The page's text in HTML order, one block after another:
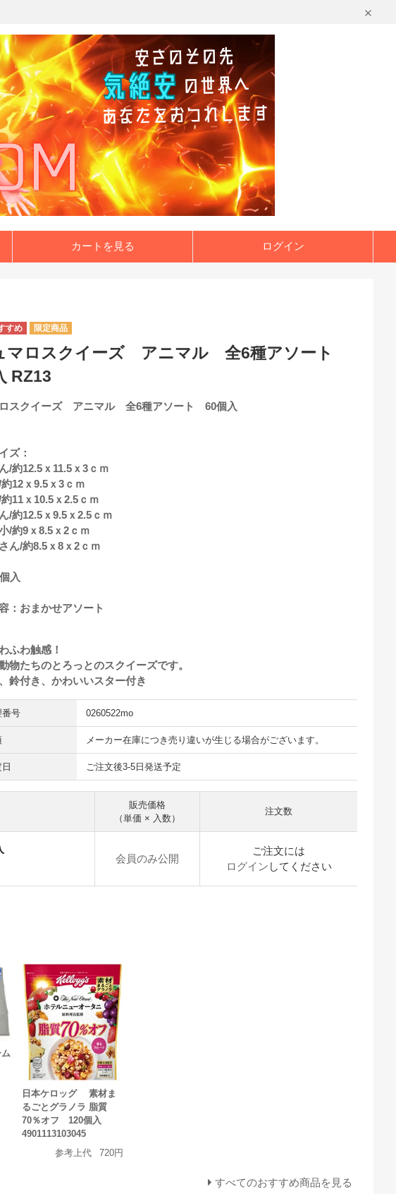
カートを見る ログイン
マロスクイーズ アニマル 全6種アソート
RZ13
スクイーズ アニマル 全6種アソート 60個入
ズ：
/約12.5ｘ11.5ｘ3ｃｍ
12ｘ9.5ｘ3ｃｍ
11ｘ10.5ｘ2.5ｃｍ
/約12.5ｘ9.5ｘ2.5ｃｍ
/約9ｘ8.5ｘ2ｃｍ
ん/約8.5ｘ8ｘ2ｃｍ
入
：おまかせアソート
ふわ触感！
物たちのとろっとのスクイーズです。
鈴付き、かわいいスター付き
番号 0260522mo
メーカー在庫につき売り違いが生じる場合がございます。
ご注文後3-5日発送予定
販売価格
（単価 × 入数）
注文数
会員のみ公開
ご注文には
ログイン してください
日本ケロッグ 素材ま
るごとグラノラ 脂質
70％オフ 120個入
4901113103045
参考上代
720円
すべてのおすすめ商品を見る